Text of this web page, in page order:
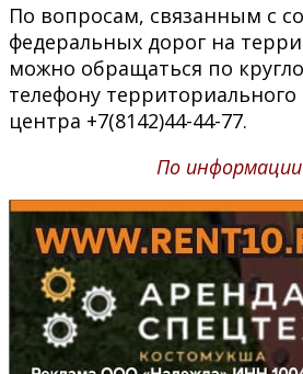
По вопросам, связанным с
федеральных дорог на
можно обращаться по
телефону
центра +7(8142)44-44-77.
По